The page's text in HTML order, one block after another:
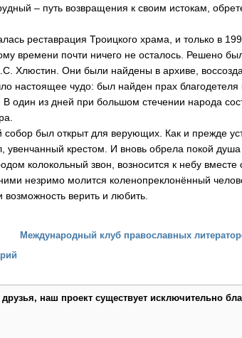
– путь возвращения к своим истокам,
реставрация Троицкого храма, и только в
времени почти ничего не осталось. Решено
Хлюстин. Они были найдены в архиве,
настоящее чудо: был найден прах благодетеля
один из дней при большом стечении народа
собор был открыт для верующих. Как и прежде
увенчанный крестом. И вновь обрела покой
колокольный звон, возносится к небу
незримо молится коленопреклонённый
верить и любить.
Международный клуб православных
друзья, наш проект существует исключительно